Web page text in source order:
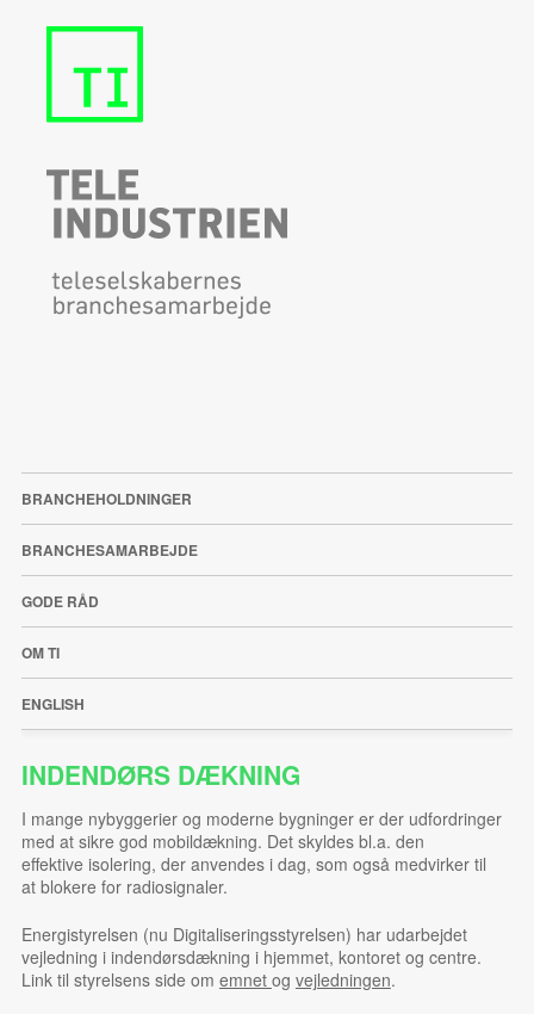
BRANCHEHOLDNINGER
BRANCHESAMARBEJDE
GODE RÅD
OM TI
ENGLISH
INDENDØRS DÆKNING
I mange nybyggerier og moderne bygninger er der udfordringer
med at sikre god mobildækning. Det skyldes bl.a. den
effektive isolering, der anvendes i dag, som også medvirker til
at blokere for radiosignaler.
Energistyrelsen (nu Digitaliseringsstyrelsen) har udarbejdet
vejledning i indendørsdækning i hjemmet, kontoret og centre.
Link til styrelsens side om emnet og vejledningen.